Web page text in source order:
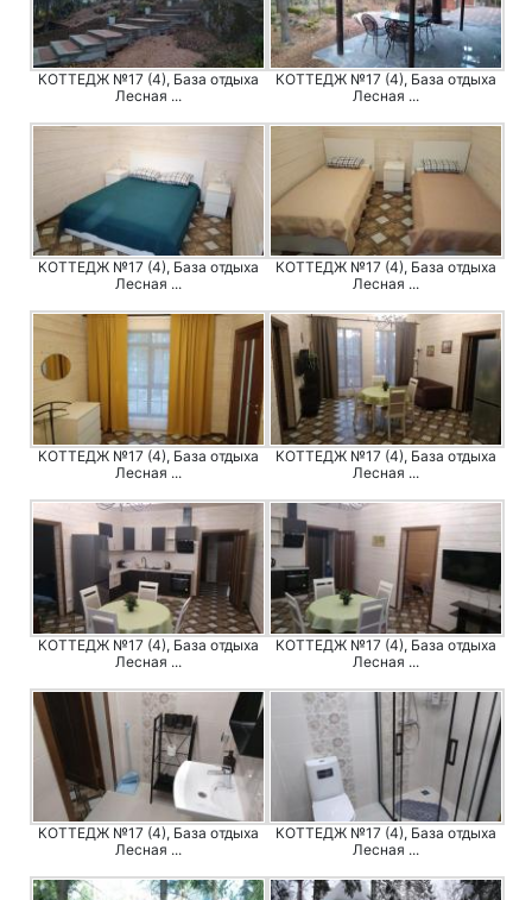
КОТТЕДЖ №17 (4), База отдыха
Лесная ...
КОТТЕДЖ №17 (4), База отдыха
Лесная ...
КОТТЕДЖ №17 (4), База отдыха
Лесная ...
КОТТЕДЖ №17 (4), База отдыха
Лесная ...
КОТТЕДЖ №17 (4), База отдыха
Лесная ...
КОТТЕДЖ №17 (4), База отдыха
Лесная ...
КОТТЕДЖ №17 (4), База отдыха
Лесная ...
КОТТЕДЖ №17 (4), База отдыха
Лесная ...
КОТТЕДЖ №17 (4), База отдыха
Лесная ...
КОТТЕДЖ №17 (4), База отдыха
Лесная ...